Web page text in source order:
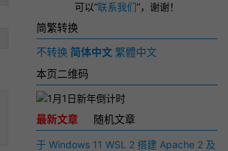
可以“联系我们”， 谢谢！
简繁转换
不转换 简体中文 繁體中文
本页二维码
最新文章 随机文章
于 Windows 11 WSL 2 搭建 Apache 2 及